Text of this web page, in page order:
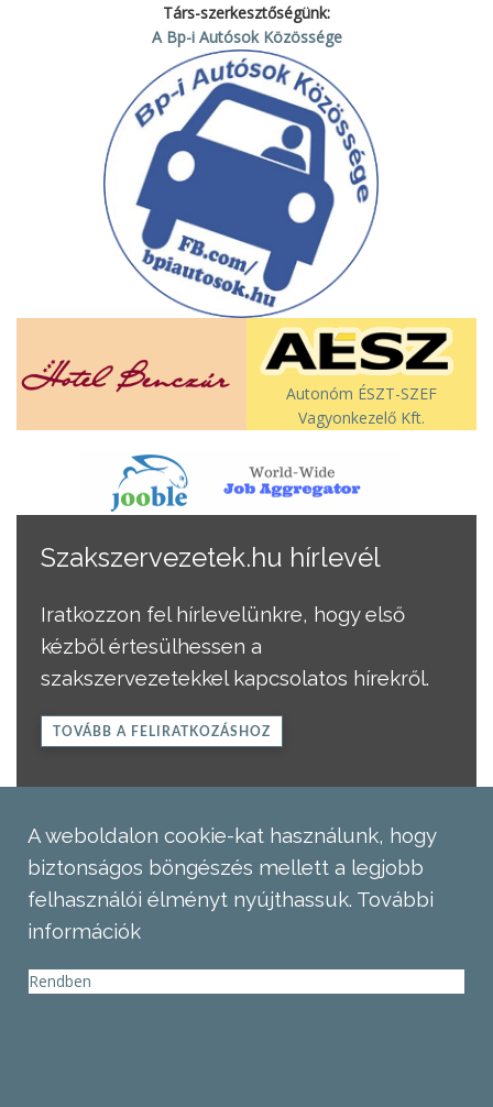
Társ-szerkesztőségünk:
A Bp-i Autósok Közössége
Autonóm ÉSZT-SZEF
Vagyonkezelő Kft.
Szakszervezetek.hu hírlevél
Iratkozzon fel hírlevelünkre, hogy első
kézből értesülhessen a
szakszervezetekkel kapcsolatos hírekről.
TOVÁBB A FELIRATKOZÁSHOZ
A weboldalon cookie-kat használunk, hogy
biztonságos böngészés mellett a legjobb
felhasználói élményt nyújthassuk. További
információk
Rendben